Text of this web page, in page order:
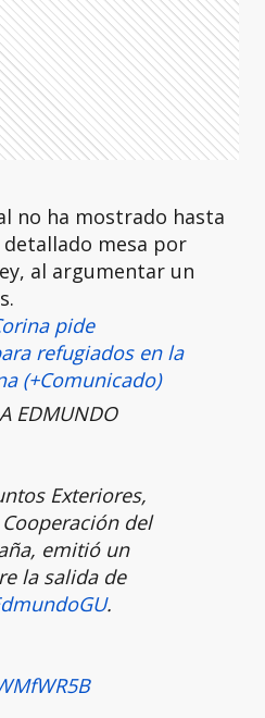
no ha mostrado hasta
mesa por
al argumentar un
pide
refugiados en la
(+Comunicado)
EDMUNDO
Exteriores,
del
emitió un
la salida de
.